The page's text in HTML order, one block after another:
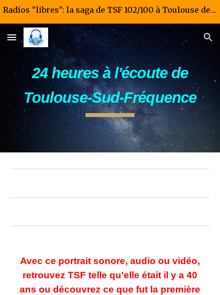
Radios "libres": la saga de TSF 102/100 à Toulouse de 1981 à 1985
24 heures à l'écoute de
Toulouse-Sud-Fréquence
Avec ce portrait sonore, audio ou vidéo,
retrouvez TSF telle qu'elle était il y a 40
ans ou découvrez ce que fut la première